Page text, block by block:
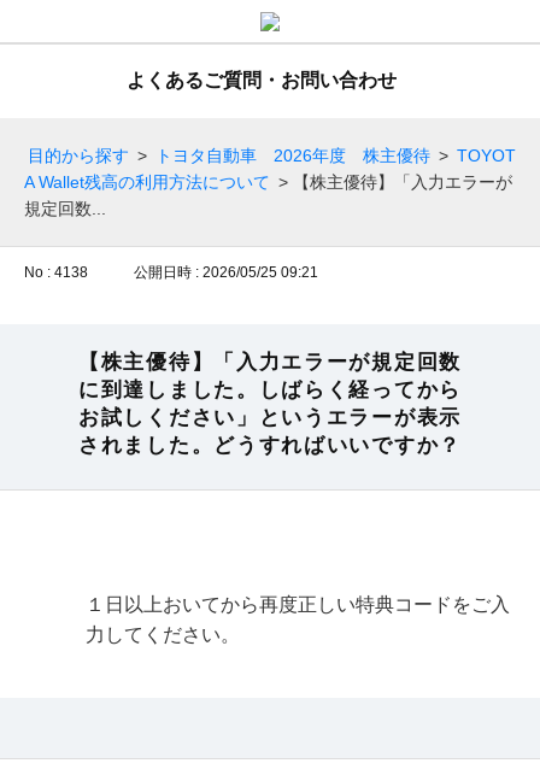
よくあるご質問・お問い合わせ
目的から探す > トヨタ自動車 2026年度 株主優待 > TOYOT
A Wallet残高の利用方法について >
【株主優待】「入力エラーが
規定回数...
No : 4138 公開日時 : 2026/05/25 09:21
【株主優待】「入力エラーが規定回数
に到達しました。しばらく経ってから
お試しください」というエラーが表示
されました。どうすればいいですか？
１日以上おいてから再度正しい特典コードをご入
力してください。